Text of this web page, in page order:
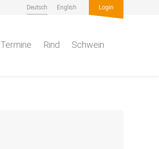
Deutsch English Login
Termine Rind Schwein